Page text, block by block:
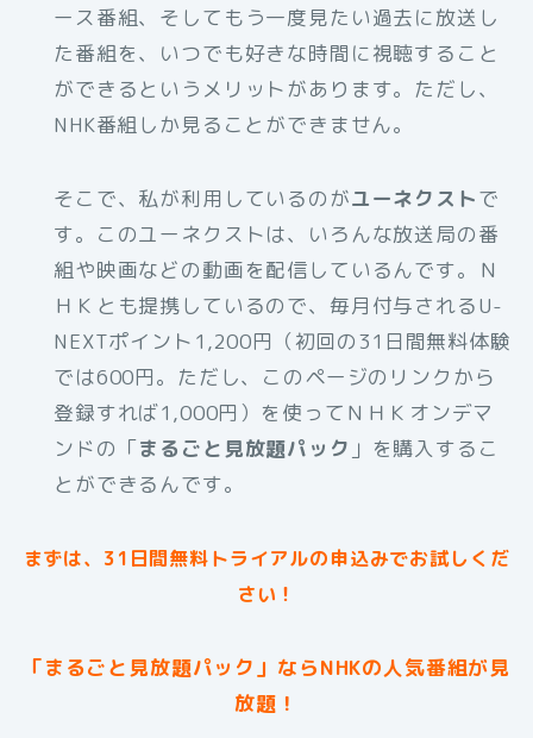
ース番組、そしてもう一度見たい過去に放送し
た番組を、いつでも好きな時間に視聴すること
ができるというメリットがあります。ただし、
NHK番組しか見ることができません。
そこで、私が利用しているのがユーネクストで
す。このユーネクストは、いろんな放送局の番
組や映画などの動画を配信しているんです。Ｎ
ＨＫとも提携しているので、毎月付与されるU-
NEXTポイント1,200円（初回の31日間無料体験
では600円。ただし、このページのリンクから
登録すれば1,000円）を使ってＮＨＫオンデマ
ンドの「まるごと見放題パック 」を購入するこ
とができるんです。
まずは、31日間無料トライアルの申込みでお試しくだ
さい！
「まるごと見放題パック」ならNHKの人気番組が見
放題！